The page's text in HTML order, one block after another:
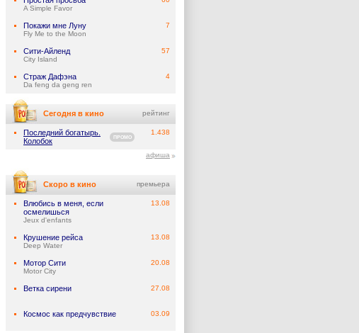
A Simple Favor
Покажи мне Луну
Fly Me to the Moon
7
Сити-Айленд
City Island
57
Страж Дафэна
Da feng da geng ren
4
Сегодня в кино рейтинг
Последний богатырь.
Колобок
ПРОМО
1.438
афиша
Скоро в кино премьера
Влюбись в меня, если
осмелишься
Jeux d'enfants
13.08
Крушение рейса
Deep Water
13.08
Мотор Сити
Motor City
20.08
Ветка сирени 27.08
Космос как предчувствие 03.09